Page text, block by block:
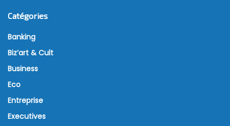
Catégories
Banking
Biz’art & Cult
Business
Eco
Entreprise
Executives